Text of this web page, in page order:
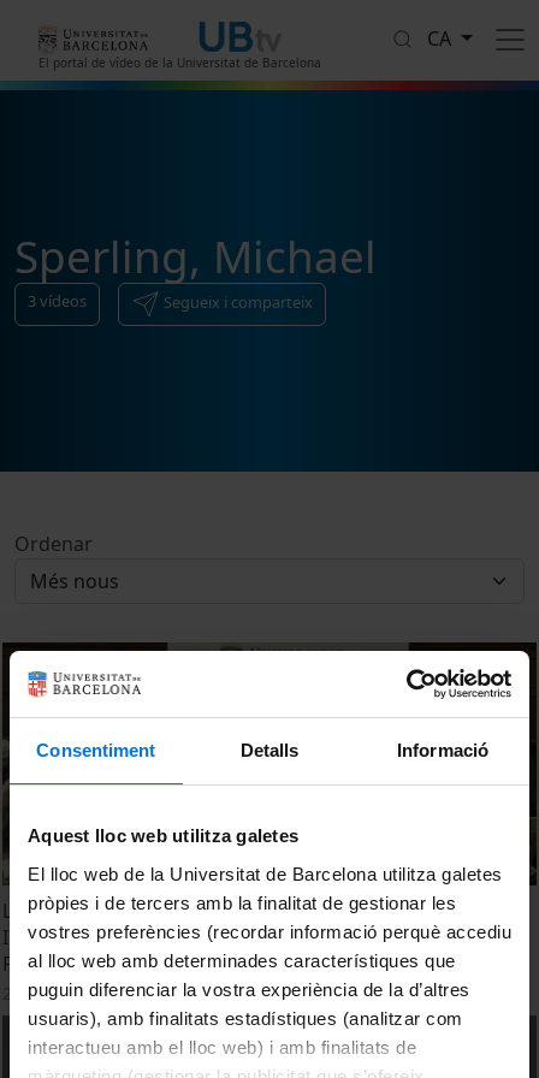
Consentiment Detalls Informació
Aquest lloc web utilitza galetes
El lloc web de la Universitat de Barcelona utilitza galetes
pròpies i de tercers amb la finalitat de gestionar les
vostres preferències (recordar informació perquè accediu
al lloc web amb determinades característiques que
puguin diferenciar la vostra experiència de la d’altres
usuaris), amb finalitats estadístiques (analitzar com
interactueu amb el lloc web) i amb finalitats de
El portal de vídeo de la Universitat de Barcelona
CA
Sperling, Michael
3vídeos Segueix i comparteix
Ordenar
La Dieta Mediterránea - Últimos Hallazgos e
Investigaciones para Contribuir a la Salud Personal y
Planetaria.
22 desembre, 2023